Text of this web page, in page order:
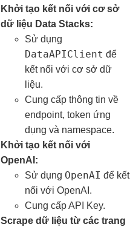
Khởi tạo kết nối với cơ sở
dữ liệu Data Stacks:
Sử dụng
DataAPIClient để
kết nối với cơ sở dữ
liệu.
Cung cấp thông tin về
endpoint, token ứng
dụng và namespace.
Khởi tạo kết nối với
OpenAI:
Sử dụng OpenAI để kết
nối với OpenAI.
Cung cấp API Key.
Scrape dữ liệu từ các trang